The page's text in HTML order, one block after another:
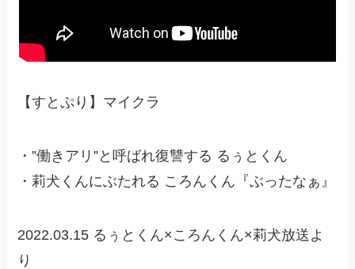
【すとぷり】マイクラ
・”働きアリ”と呼ばれ復讐する るぅとくん
・莉犬くんにぶたれる ころんくん『ぶったなぁ』
2022.03.15 るぅとくん×ころんくん×莉犬放送よ
り